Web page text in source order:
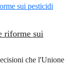
riforme sui
che l'Unione